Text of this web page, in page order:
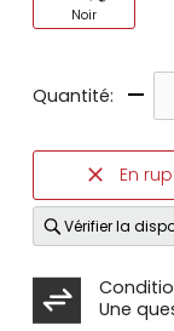
Noir
Quantité: –
En
Vérifier la
Une